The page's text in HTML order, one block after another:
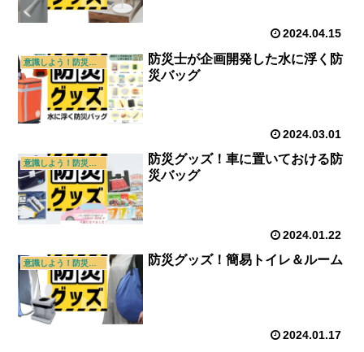
2024.04.15
防災士が企画開発した水に浮く防
災バッグ
2024.03.01
防災グッズ！車に置いておける防
災バッグ
2024.01.22
意識しよう！防災・防犯 防災グッズ！簡易トイレ＆ルーム
2024.01.17